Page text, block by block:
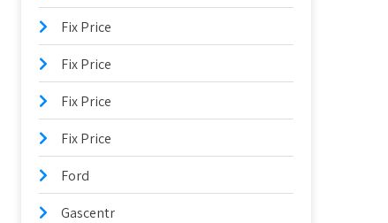
Fix Price
Fix Price
Fix Price
Fix Price
Ford
Gascentr